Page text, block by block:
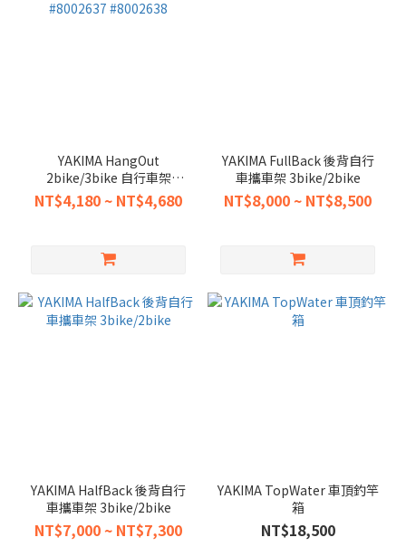
YAKIMA HangOut
2bike/3bike 自行車架
#8002637 #8002638
NT$4,180 ~ NT$4,680
YAKIMA FullBack 後背自行
車攜車架 3bike/2bike
NT$8,000 ~ NT$8,500
YAKIMA HalfBack 後背自行
車攜車架 3bike/2bike
NT$7,000 ~ NT$7,300
YAKIMA TopWater 車頂釣竿
箱
NT$18,500